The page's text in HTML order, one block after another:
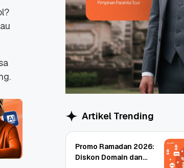
Artikel Trending
Promo Ramadan 2026:
Diskon Domain dan